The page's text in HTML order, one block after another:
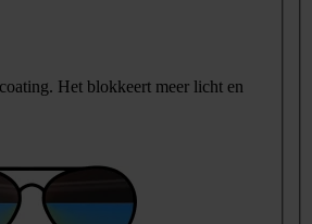
Het blokkeert meer licht en